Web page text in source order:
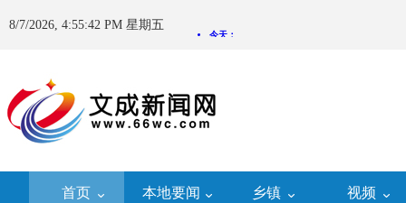
8/7/2026, 4:55:42 PM 星期五
首页 本地要闻 乡镇 视频